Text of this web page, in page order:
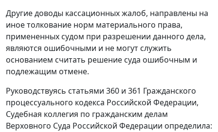
Другие доводы кассационных жалоб, направлены на
иное толкование норм материального права,
примененных судом при разрешении данного дела,
являются ошибочными и не могут служить
основанием считать решение суда ошибочным и
подлежащим отмене.
Руководствуясь статьями 360 и 361 Гражданского
процессуального кодекса Российской Федерации,
Судебная коллегия по гражданским делам
Верховного Суда Российской Федерации определила: